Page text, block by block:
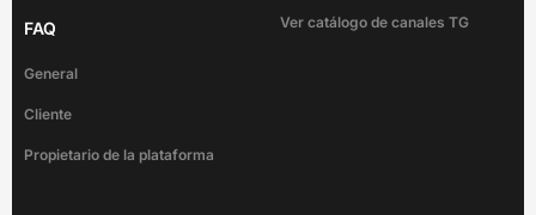
FAQ
General
Cliente
Propietario de la plataforma
Ver catálogo de canales TG